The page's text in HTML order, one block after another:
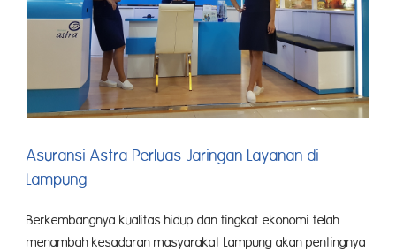
Asuransi Astra Perluas Jaringan Layanan di
Lampung
Berkembangnya kualitas hidup dan tingkat ekonomi telah
menambah kesadaran masyarakat Lampung akan pentingnya